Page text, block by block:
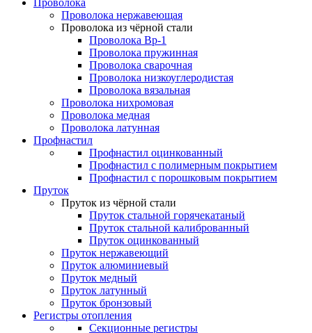
Проволока
Проволока нержавеющая
Проволока из чёрной стали
Проволока Вр-1
Проволока пружинная
Проволока сварочная
Проволока низкоуглеродистая
Проволока вязальная
Проволока нихромовая
Проволока медная
Проволока латунная
Профнастил
Профнастил оцинкованный
Профнастил с полимерным покрытием
Профнастил с порошковым покрытием
Пруток
Пруток из чёрной стали
Пруток стальной горячекатаный
Пруток стальной калиброванный
Пруток оцинкованный
Пруток нержавеющий
Пруток алюминиевый
Пруток медный
Пруток латунный
Пруток бронзовый
Регистры отопления
Секционные регистры